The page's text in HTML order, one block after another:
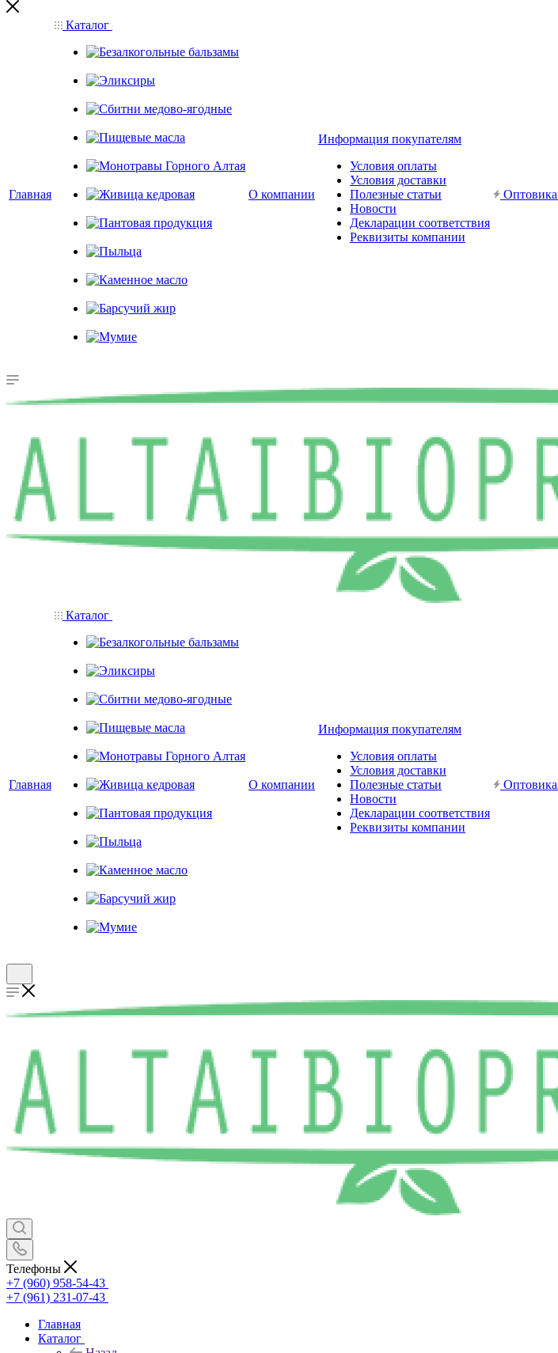
Главная
Каталог
О компании
Информация покупателям
Условия оплаты
Условия доставки
Полезные статьи
Новости
Декларации соответствия
Реквизиты компании
Главная
Каталог
О компании
Информация покупателям
Условия оплаты
Условия доставки
Полезные статьи
Новости
Декларации соответствия
Реквизиты компании
Телефоны
+7 (960) 958-54-43
+7 (961) 231-07-43
Главная
Каталог